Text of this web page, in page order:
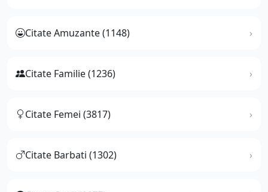
Citate Amuzante (1148)
Citate Familie (1236)
Citate Femei (3817)
Citate Barbati (1302)